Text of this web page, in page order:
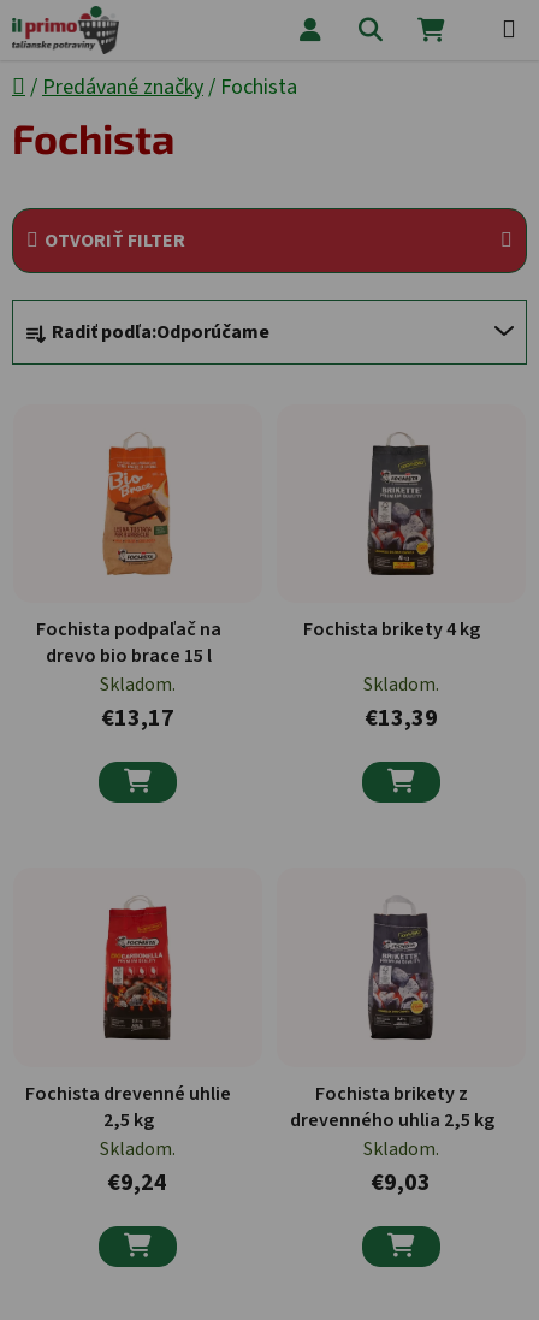
Prejsť na obsah Hľadať
Domov
/ Predávané značky/ Fochista
Fochista
OTVORIŤ FILTER
Radenie produktov
Radiť podľa:Odporúčame
Fochista podpaľač na
drevo bio brace 15 l
Skladom.
€13,17

Fochista brikety 4 kg
Skladom.
€13,39

Fochista drevenné uhlie
2,5 kg
Skladom.
€9,24

Fochista brikety z
drevenného uhlia 2,5 kg
Skladom.
€9,03
